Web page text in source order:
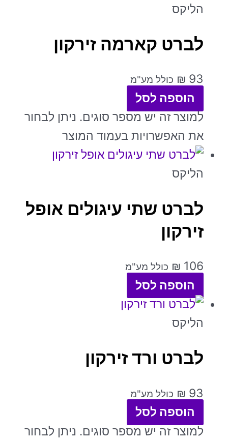
הליקס
לברט קארמה זירקון
₪ 93 כולל מע"מ
הוספה לסל
למוצר זה יש מספר סוגים. ניתן לבחור
את האפשרויות בעמוד המוצר
הליקס
לברט שתי עיגולים אופל
זירקון
₪ 106 כולל מע"מ
הוספה לסל
הליקס
לברט ורד זירקון
₪ 93 כולל מע"מ
הוספה לסל
למוצר זה יש מספר סוגים. ניתן לבחור